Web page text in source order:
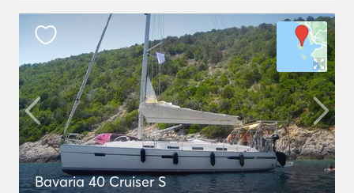
Bavaria 40 Cruiser S